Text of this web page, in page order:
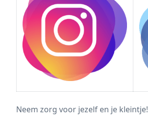
Neem zorg voor jezelf en je kleintje!